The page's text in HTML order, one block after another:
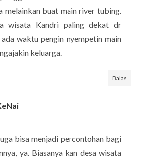
melainkan buat main river tubing.
wisata Kandri paling dekat dr
ada waktu pengin nyempetin main
keluarga.
Balas
bisa menjadi percontohan bagi
ya. Biasanya kan desa wisata